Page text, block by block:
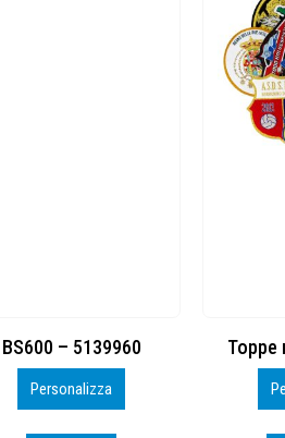
Toppe ricamate in HD
Personalizza
KIT